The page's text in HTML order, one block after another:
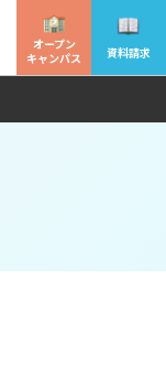
オープン
キャンパス
資料請求